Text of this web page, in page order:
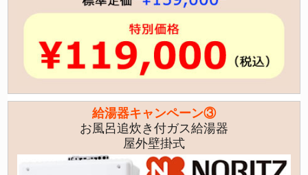
給湯器キャンペーン③
お風呂追炊き付ガス給湯器
屋外壁掛式